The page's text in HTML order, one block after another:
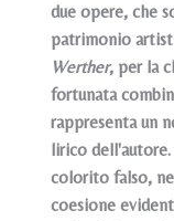
due opere, che
patrimonio
Werther, per la
fortunata
rappresenta un
lirico dell'autore.
colorito falso,
coesione